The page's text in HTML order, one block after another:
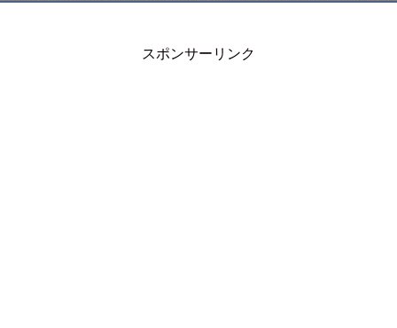
スポンサーリンク